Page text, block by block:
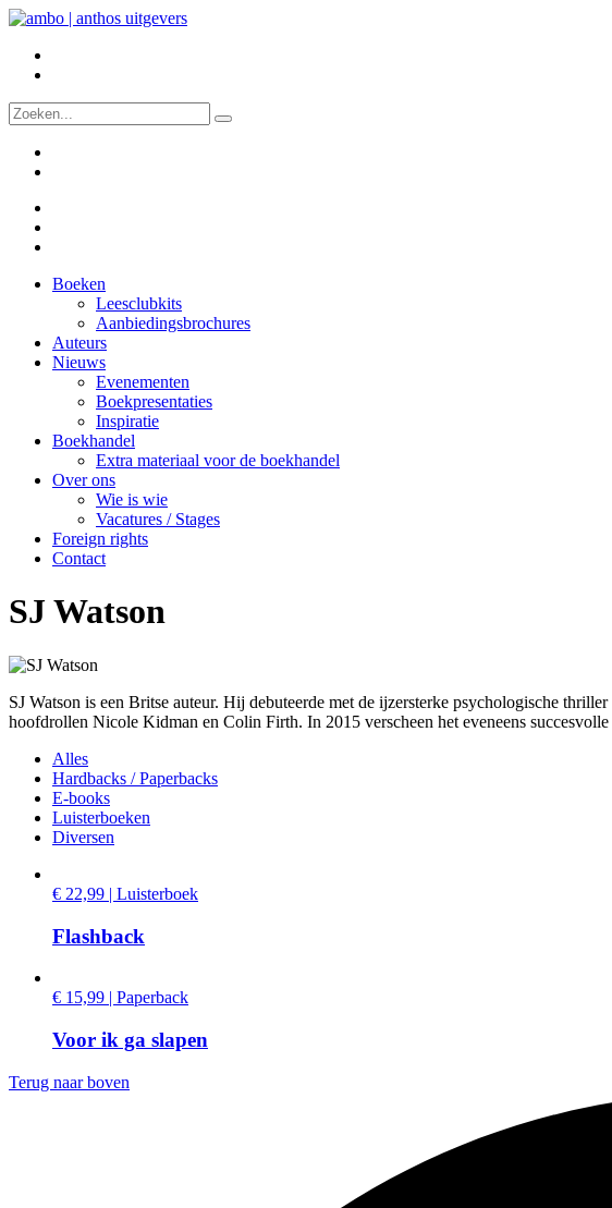
Boeken
Leesclubkits
Aanbiedingsbrochures
Auteurs
Nieuws
Evenementen
Boekpresentaties
Inspiratie
Boekhandel
Extra materiaal voor de boekhandel
Over ons
Wie is wie
Vacatures / Stages
Foreign rights
Contact
SJ Watson
SJ Watson is een Britse auteur. Hij debuteerde met de ijzersterke psychologische thriller
hoofdrollen Nicole Kidman en Colin Firth. In 2015 verscheen het eveneens succesvolle
Alles
Hardbacks / Paperbacks
E-books
Luisterboeken
Diversen
€ 22,99 | Luisterboek
Flashback
€ 15,99 | Paperback
Voor ik ga slapen
Terug naar boven